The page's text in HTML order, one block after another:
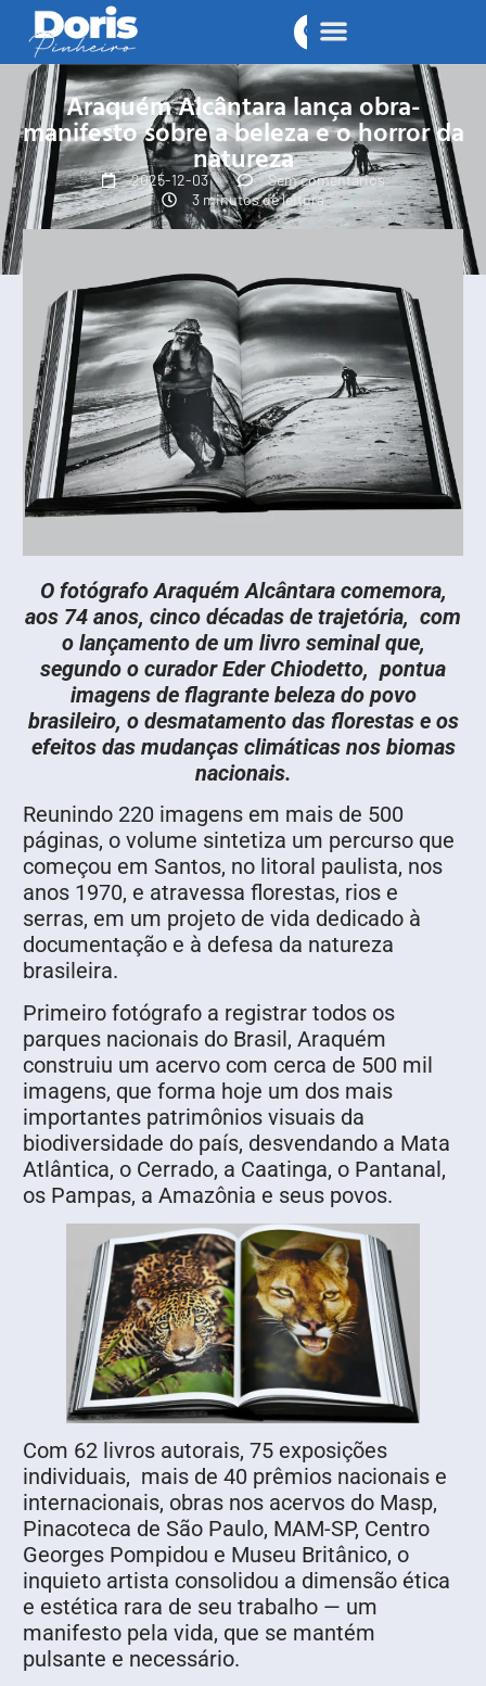
Araquém Alcântara lança obra-
manifesto sobre a beleza e o horror da
natureza
2025-12-03
Sem comentários
3 minutos de leitura
O fotógrafo Araquém Alcântara comemora,
aos 74 anos, cinco décadas de trajetória, com
o lançamento de um livro seminal que,
segundo o curador Eder Chiodetto, pontua
imagens de flagrante beleza do povo
brasileiro, o desmatamento das florestas e os
efeitos das mudanças climáticas nos biomas
nacionais.
Reunindo 220 imagens em mais de 500
páginas, o volume sintetiza um percurso que
começou em Santos, no litoral paulista, nos
anos 1970, e atravessa florestas, rios e
serras, em um projeto de vida dedicado à
documentação e à defesa da natureza
brasileira.
Primeiro fotógrafo a registrar todos os
parques nacionais do Brasil, Araquém
construiu um acervo com cerca de 500 mil
imagens, que forma hoje um dos mais
importantes patrimônios visuais da
biodiversidade do país, desvendando a Mata
Atlântica, o Cerrado, a Caatinga, o Pantanal,
os Pampas, a Amazônia e seus povos.
Com 62 livros autorais, 75 exposições
individuais, mais de 40 prêmios nacionais e
internacionais, obras nos acervos do Masp,
Pinacoteca de São Paulo, MAM-SP, Centro
Georges Pompidou e Museu Britânico, o
inquieto artista consolidou a dimensão ética
e estética rara de seu trabalho — um
manifesto pela vida, que se mantém
pulsante e necessário.